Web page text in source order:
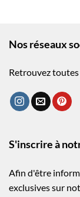
Nos réseaux
Retrouvez
S'inscrire à
Afin d'être
exclusives sur